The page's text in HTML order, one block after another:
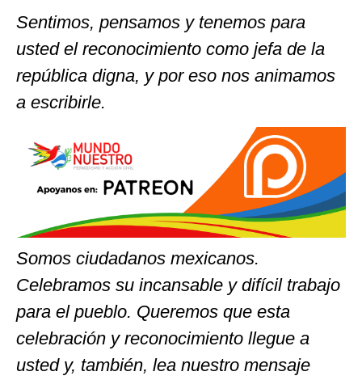
Sentimos, pensamos y tenemos para
usted el reconocimiento como jefa de la
república digna, y por eso nos animamos
a escribirle.
Somos ciudadanos mexicanos.
Celebramos su incansable y difícil trabajo
para el pueblo. Queremos que esta
celebración y reconocimiento llegue a
usted y, también, lea nuestro mensaje